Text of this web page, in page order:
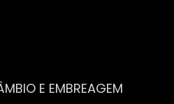
E EMBREAGEM